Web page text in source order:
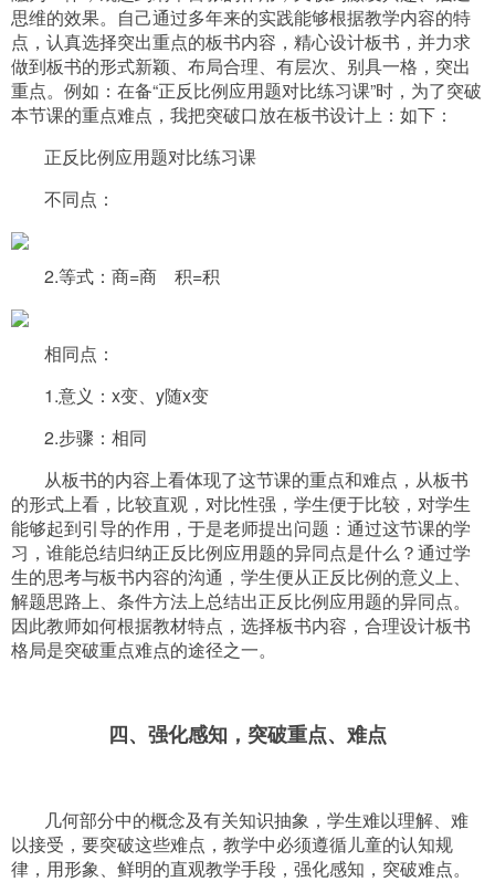
思维的效果。自己通过多年来的实践能够根据教学内容的特
点，认真选择突出重点的板书内容，精心设计板书，并力求
做到板书的形式新颖、布局合理、有层次、别具一格，突出
重点。例如：在备“正反比例应用题对比练习课”时，为了突破
本节课的重点难点，我把突破口放在板书设计上：如下：
正反比例应用题对比练习课
不同点：
2.等式：商=商 积=积
相同点：
1.意义：x变、y随x变
2.步骤：相同
从板书的内容上看体现了这节课的重点和难点，从板书
的形式上看，比较直观，对比性强，学生便于比较，对学生
能够起到引导的作用，于是老师提出问题：通过这节课的学
习，谁能总结归纳正反比例应用题的异同点是什么？通过学
生的思考与板书内容的沟通，学生便从正反比例的意义上、
解题思路上、条件方法上总结出正反比例应用题的异同点。
因此教师如何根据教材特点，选择板书内容，合理设计板书
格局是突破重点难点的途径之一。
四、强化感知，突破重点、难点
几何部分中的概念及有关知识抽象，学生难以理解、难
以接受，要突破这些难点，教学中必须遵循儿童的认知规
律，用形象、鲜明的直观教学手段，强化感知，突破难点。